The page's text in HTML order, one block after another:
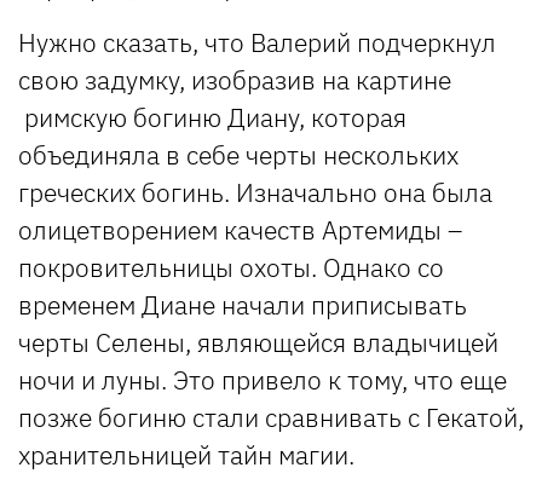
Нужно сказать, что Валерий подчеркнул
свою задумку, изобразив на картине
римскую богиню Диану, которая
объединяла в себе черты нескольких
греческих богинь. Изначально она была
олицетворением качеств Артемиды –
покровительницы охоты. Однако со
временем Диане начали приписывать
черты Селены, являющейся владычицей
ночи и луны. Это привело к тому, что еще
позже богиню стали сравнивать с Гекатой,
хранительницей тайн магии.